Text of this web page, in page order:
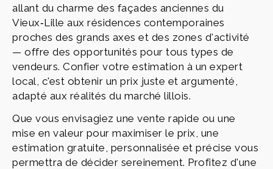
allant du charme des façades anciennes du
Vieux‑Lille aux résidences contemporaines
proches des grands axes et des zones d'activité
— offre des opportunités pour tous types de
vendeurs. Confier votre estimation à un expert
local, c'est obtenir un prix juste et argumenté,
adapté aux réalités du marché lillois.
Que vous envisagiez une vente rapide ou une
mise en valeur pour maximiser le prix, une
estimation gratuite, personnalisée et précise vous
permettra de décider sereinement. Profitez d'une